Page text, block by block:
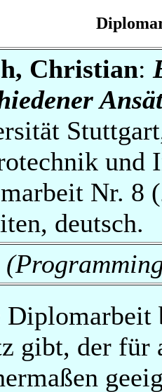
Christian:
und
Nr. 8
deutsch.
Diplomarbeit
gibt, der für